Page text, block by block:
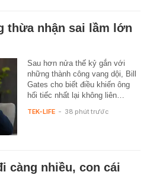
thừa nhận sai lầm lớn
Sau hơn nửa thế kỷ gắn với
những thành công vang dội, Bill
Gates cho biết điều khiến ông
hối tiếc nhất lại không liên…
TEK-LIFE - 38 phút trước
càng nhiều, con cái